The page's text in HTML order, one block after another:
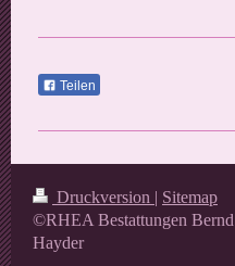
Teilen
Druckversion
Sitemap
©RHEA Bestattungen Bernd
Hayder